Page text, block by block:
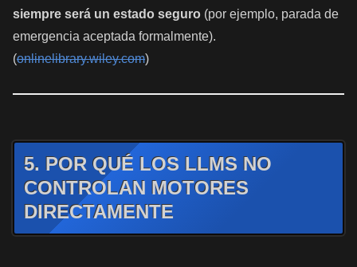
siempre será un estado seguro (por ejemplo, parada de
emergencia aceptada formalmente).
(onlinelibrary.wiley.com)
5. POR QUÉ LOS LLMS NO
CONTROLAN MOTORES
DIRECTAMENTE